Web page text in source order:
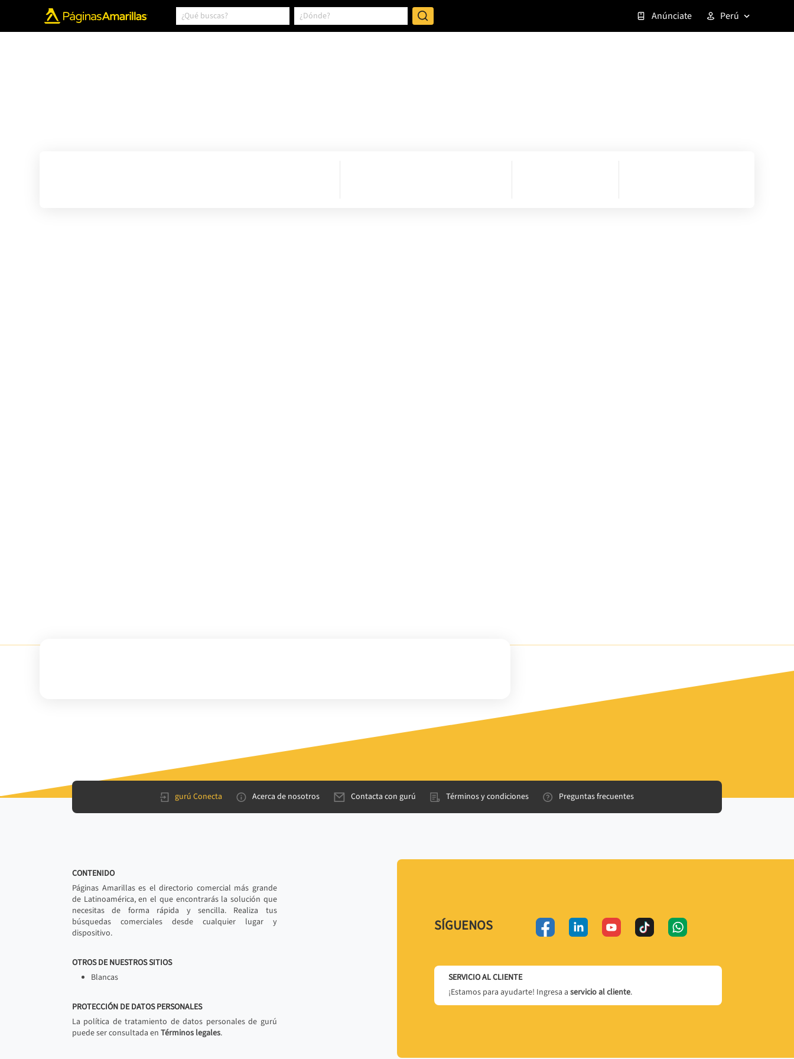
Anúnciate Perú
gurú Conecta Acerca de nosotros Contacta con gurú Términos y condiciones Preguntas frecuentes
CONTENIDO
Páginas Amarillas es el directorio comercial más grande
de Latinoamérica, en el que encontrarás la solución que
necesitas de forma rápida y sencilla. Realiza tus
búsquedas comerciales desde cualquier lugar y
dispositivo.
OTROS DE NUESTROS SITIOS
Blancas
PROTECCIÓN DE DATOS PERSONALES
La política de tratamiento de datos personales de gurú
puede ser consultada en Términos legales.
SÍGUENOS
SERVICIO AL CLIENTE
¡Estamos para ayudarte! Ingresa a servicio al cliente.